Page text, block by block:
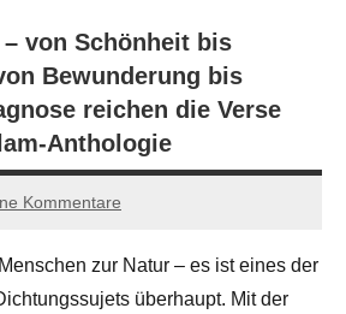
von Schönheit bis
Bewunderung bis
reichen die Verse
Anthologie
Kommentare
zur Natur – es ist eines der
überhaupt. Mit der